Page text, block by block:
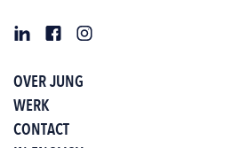
OVER JUNG
WERK
CONTACT